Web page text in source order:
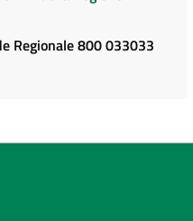
Regionale 800 033033